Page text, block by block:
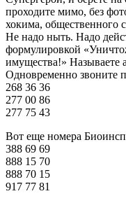
проходите мимо, без
хокима, общественного
Не надо ныть. Надо
формулировкой
имущества!»
Одновременно звоните
268 36 36
277 00 86
277 75 43
Вот еще номера
388 69 69
888 15 70
888 70 15
917 77 81